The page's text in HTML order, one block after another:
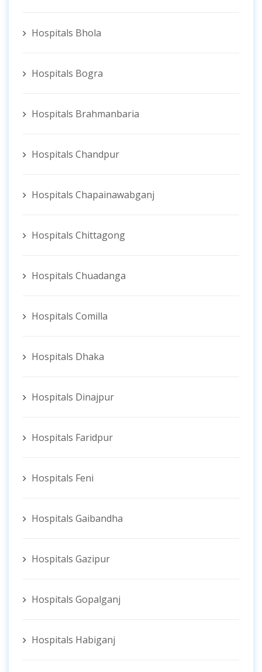
Hospitals Bhola
Hospitals Bogra
Hospitals Brahmanbaria
Hospitals Chandpur
Hospitals Chapainawabganj
Hospitals Chittagong
Hospitals Chuadanga
Hospitals Comilla
Hospitals Dhaka
Hospitals Dinajpur
Hospitals Faridpur
Hospitals Feni
Hospitals Gaibandha
Hospitals Gazipur
Hospitals Gopalganj
Hospitals Habiganj